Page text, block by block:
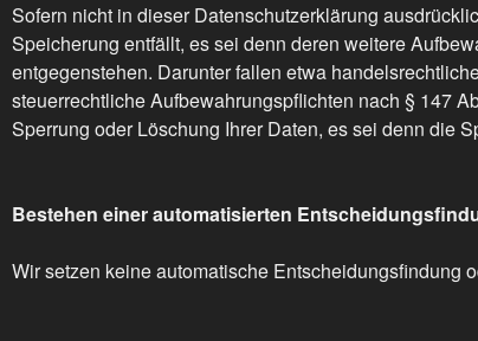
Sofern nicht in dieser Datenschutzerklärung
Speicherung entfällt, es sei denn deren weitere
entgegenstehen. Darunter fallen etwa
steuerrechtliche Aufbewahrungspflichten nach § 147
Sperrung oder Löschung Ihrer Daten, es sei denn die
Bestehen einer automatisierten
Wir setzen keine automatische Entscheidungsfindung